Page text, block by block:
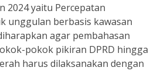
2024 yaitu Percepatan
unggulan berbasis kawasan
agar pembahasan
pokok pikiran DPRD hingga
harus dilaksanakan dengan